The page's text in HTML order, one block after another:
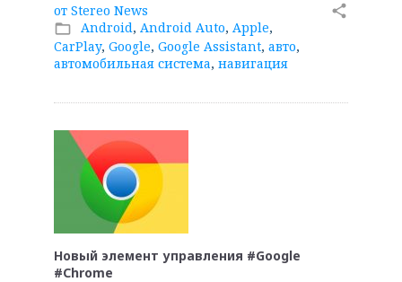
от Stereo News
folder_open Android, Android Auto, Apple,
CarPlay, Google, Google Assistant, авто,
автомобильная система, навигация
share
Новый элемент управления #Google
#Chrome